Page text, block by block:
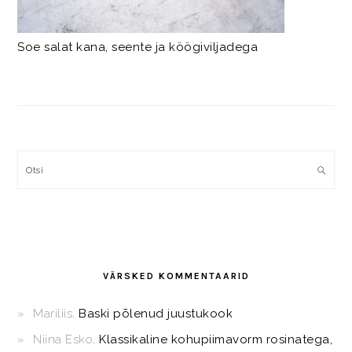
Soe salat kana, seente ja köögiviljadega
Otsi
VÄRSKED KOMMENTAARID
Mariliis,Baski põlenud juustukook
Niina Esko,Klassikaline kohupiimavorm rosinatega,